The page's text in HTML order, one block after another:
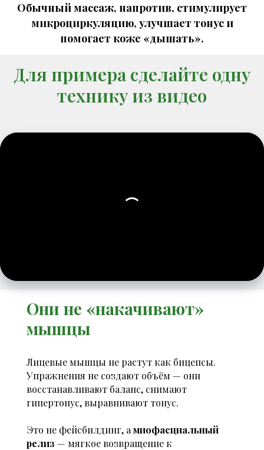
Обычный массаж, напротив, стимулирует
микроциркуляцию, улучшает тонус и
помогает коже «дышать».
Для примера сделайте одну
технику из видео
Они не «накачивают»
мышцы
Лицевые мышцы не растут как бицепсы.
Упражнения не создают объём — они
восстанавливают баланс, снимают
гипертонус, выравнивают тонус.
Это не фейсбилдинг, а миофасциальный
релиз — мягкое возвращение к